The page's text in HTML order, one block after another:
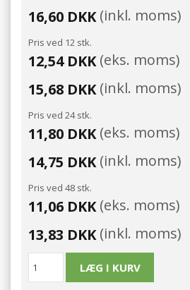
16,60 DKK(inkl. moms)
Pris ved 12 stk.
12,54 DKK(eks. moms)
15,68 DKK(inkl. moms)
Pris ved 24 stk.
11,80 DKK(eks. moms)
14,75 DKK(inkl. moms)
Pris ved 48 stk.
11,06 DKK(eks. moms)
13,83 DKK(inkl. moms)